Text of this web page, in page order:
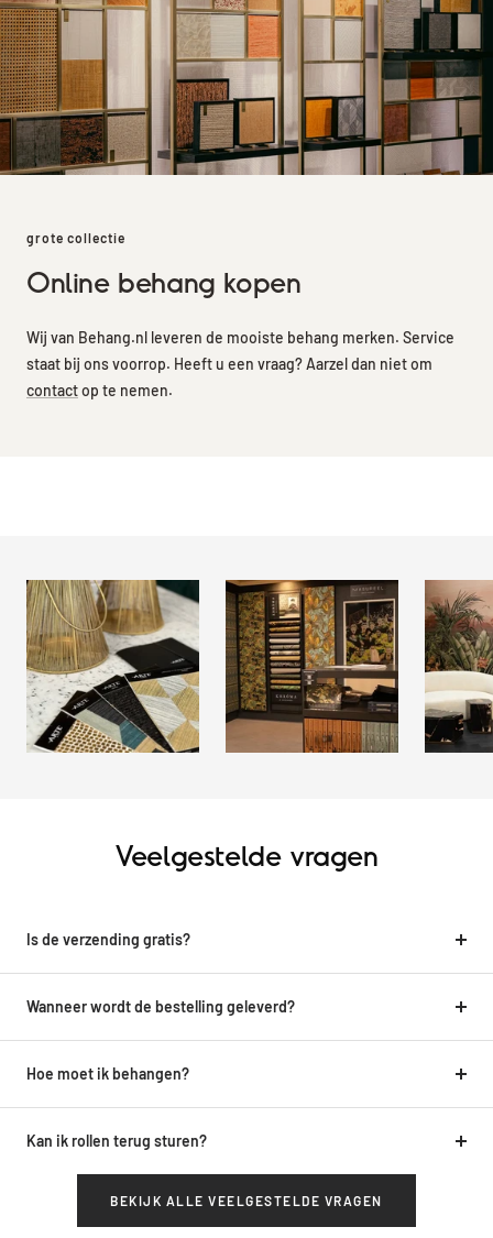
grote collectie
Online behang kopen
Wij van Behang.nl leveren de mooiste behang merken. Service
staat bij ons voorrop. Heeft u een vraag? Aarzel dan niet om
contactop te nemen.
Veelgestelde vragen
Is de verzending gratis?
Wanneer wordt de bestelling geleverd?
Hoe moet ik behangen?
Kan ik rollen terug sturen?
BEKIJK ALLE VEELGESTELDE VRAGEN